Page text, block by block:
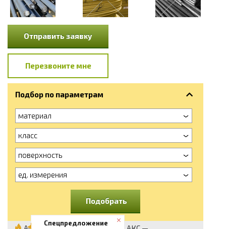
Отправить заявку
Перезвоните мне
Подбор по параметрам
материал
класс
поверхность
ед. измерения
Подобрать
Спецпредложение